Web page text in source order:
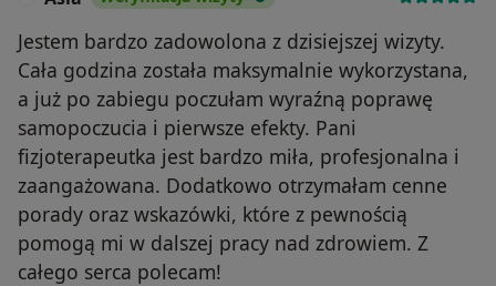
Jestem bardzo zadowolona z dzisiejszej wizyty.
Cała godzina została maksymalnie wykorzystana,
a już po zabiegu poczułam wyraźną poprawę
samopoczucia i pierwsze efekty. Pani
fizjoterapeutka jest bardzo miła, profesjonalna i
zaangażowana. Dodatkowo otrzymałam cenne
porady oraz wskazówki, które z pewnością
pomogą mi w dalszej pracy nad zdrowiem. Z
całego serca polecam!